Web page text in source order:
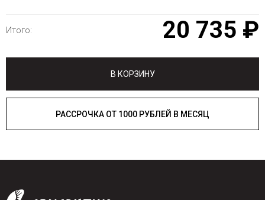
Итого: 20 735 ₽
В КОРЗИНУ
РАССРОЧКА ОТ 1000 РУБЛЕЙ В МЕСЯЦ